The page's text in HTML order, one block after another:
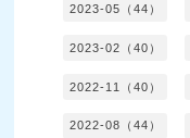
2023-05（44）
2023-02（40）
2022-11（40）
2022-08（44）